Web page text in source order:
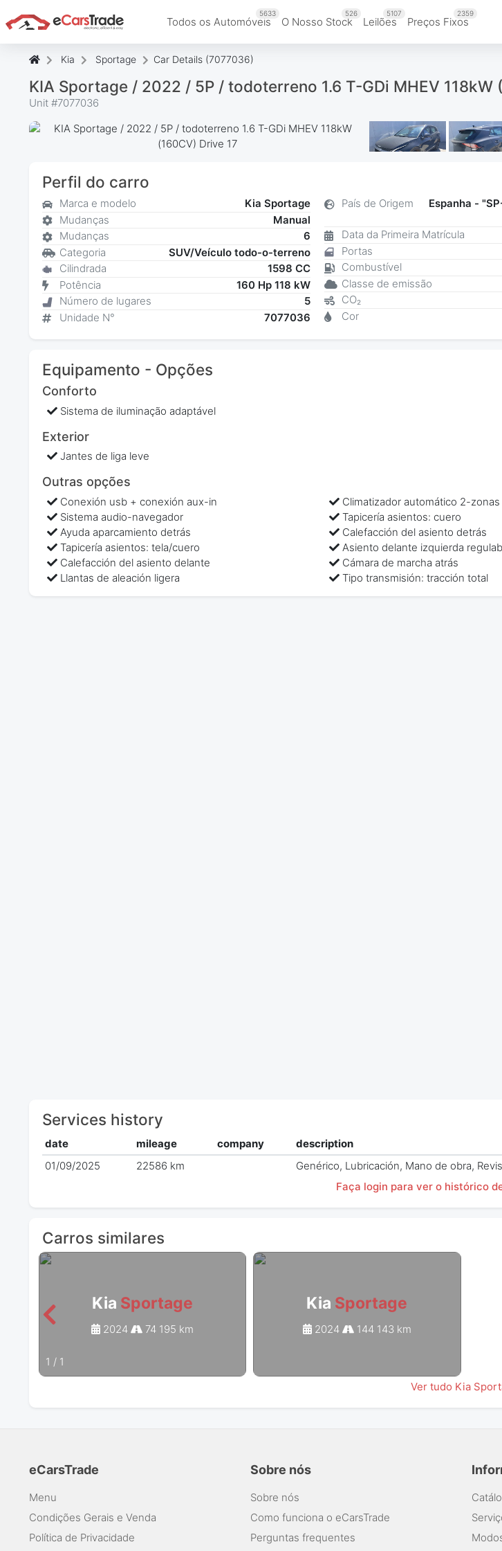
Todos os Automóveis
5633
O Nosso Stock
526
Leilões
5107
Preços Fixos
2359
Kia Sportage Car Details (7077036)
KIA Sportage / 2022 / 5P / todoterreno 1.6 T-GDi MHEV 118kW
Unit #7077036
Iniciar a sessão
Perfil do carro
Marca e modelo
Kia Sportage
Mudanças
Manual
Mudanças
6
Categoria
SUV/Veículo todo-o-terreno
Cilindrada
1598 CC
Potência
160 Hp 118 kW
Número de lugares
5
Unidade N°
7077036
País de Origem
Espanha -
Data da Primeira Matrícula
Portas
Combustível
Classe de emissão
CO₂
Cor
Equipamento - Opções
Conforto
Sistema de iluminação adaptável
Exterior
Jantes de liga leve
Outras opções
Conexión usb + conexión aux-in
Sistema audio-navegador
Climatizador automático 2-zonas
Tapicería asientos: cuero
Ayuda aparcamiento detrás
Tapicería asientos: tela/cuero
Calefacción del asiento detrás
Asiento delante izquierda
Calefacción del asiento delante
Llantas de aleación ligera
Cámara de marcha atrás
Tipo transmisión: tracción total
Services history
date mileage company description
01/09/2025
22586 km Genérico, Lubricación, Mano de obra,
Faça login para ver o histórico
Carros similares
Kia Sportage
2024 74 195 km
Kia Sportage
2024 144 143 km
1 / 1
Ver tudo Kia
eCarsTrade
Menu
Condições Gerais e Venda
Política de Privacidade
Sobre nós
Sobre nós
Como funciona o eCarsTrade
Perguntas frequentes